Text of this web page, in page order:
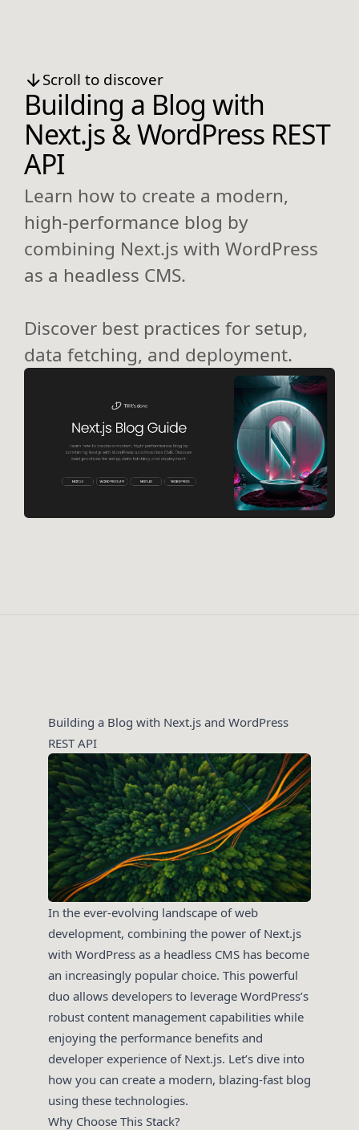
Scroll to discover
Building a Blog with
Next.js & WordPress REST
API
Learn how to create a modern,
high-performance blog by
combining Next.js with WordPress
as a headless CMS.
Discover best practices for setup,
data fetching, and deployment.
Building a Blog with Next.js and WordPress
REST API
In the ever-evolving landscape of web
development, combining the power of Next.js
with WordPress as a headless CMS has become
an increasingly popular choice. This powerful
duo allows developers to leverage WordPress’s
robust content management capabilities while
enjoying the performance benefits and
developer experience of Next.js. Let’s dive into
how you can create a modern, blazing-fast blog
using these technologies.
Why Choose This Stack?